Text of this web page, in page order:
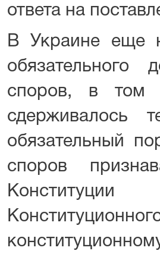
ответа на
В Украине еще
обязательного
споров, в том
сдерживалось
обязательный
споров